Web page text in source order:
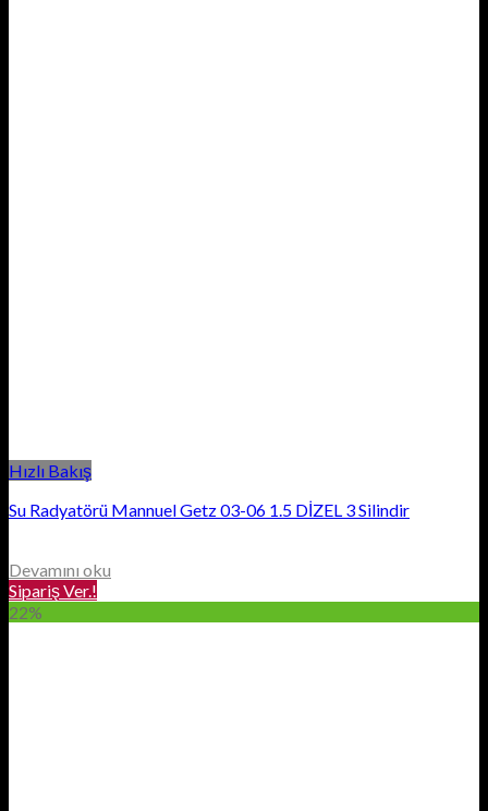
Hızlı Bakış
Su Radyatörü Mannuel Getz 03-06 1.5 DİZEL 3 Silindir
Devamını oku
Sipariş Ver.!
22%